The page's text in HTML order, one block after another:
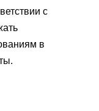
с
в